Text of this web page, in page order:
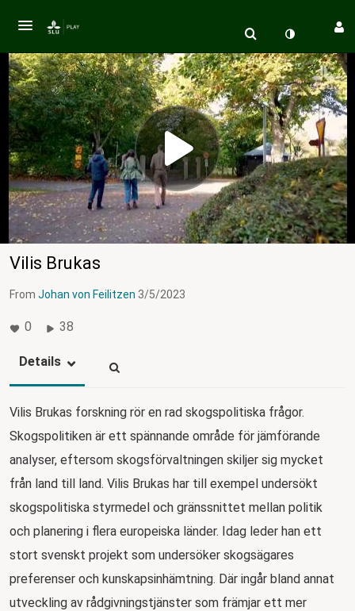
Vilis Brukas
From Johan von Feilitzen 3/5/2023
0 38
Details
Vilis Brukas forskning rör en rad skogspolitiska frågor.
Skogspolitiken är ett spännande område för jämförande
analyser, eftersom skogsförvaltningen skiljer sig mycket
från land till land. Vilis Brukas har till exempel undersökt
skogspolitiska styrmedel och gränssnittet mellan politik
och planering i flera europeiska länder. Idag leder han ett
stort svenskt projekt som undersöker skogsägares
preferenser och kunskapsinhämtning. Där ingår bland annat
utveckling av rådgivningstjänster som främjar ett mer